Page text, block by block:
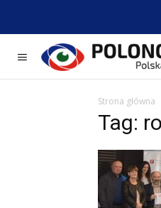
Strona główna
Tag: